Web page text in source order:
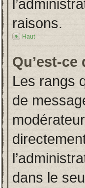
raisons.
Haut
Qu’est-
Les rangs
de
dans le